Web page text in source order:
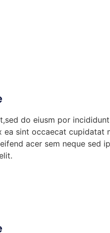
do eiusm por
sint occaecat
acer sem neque sed